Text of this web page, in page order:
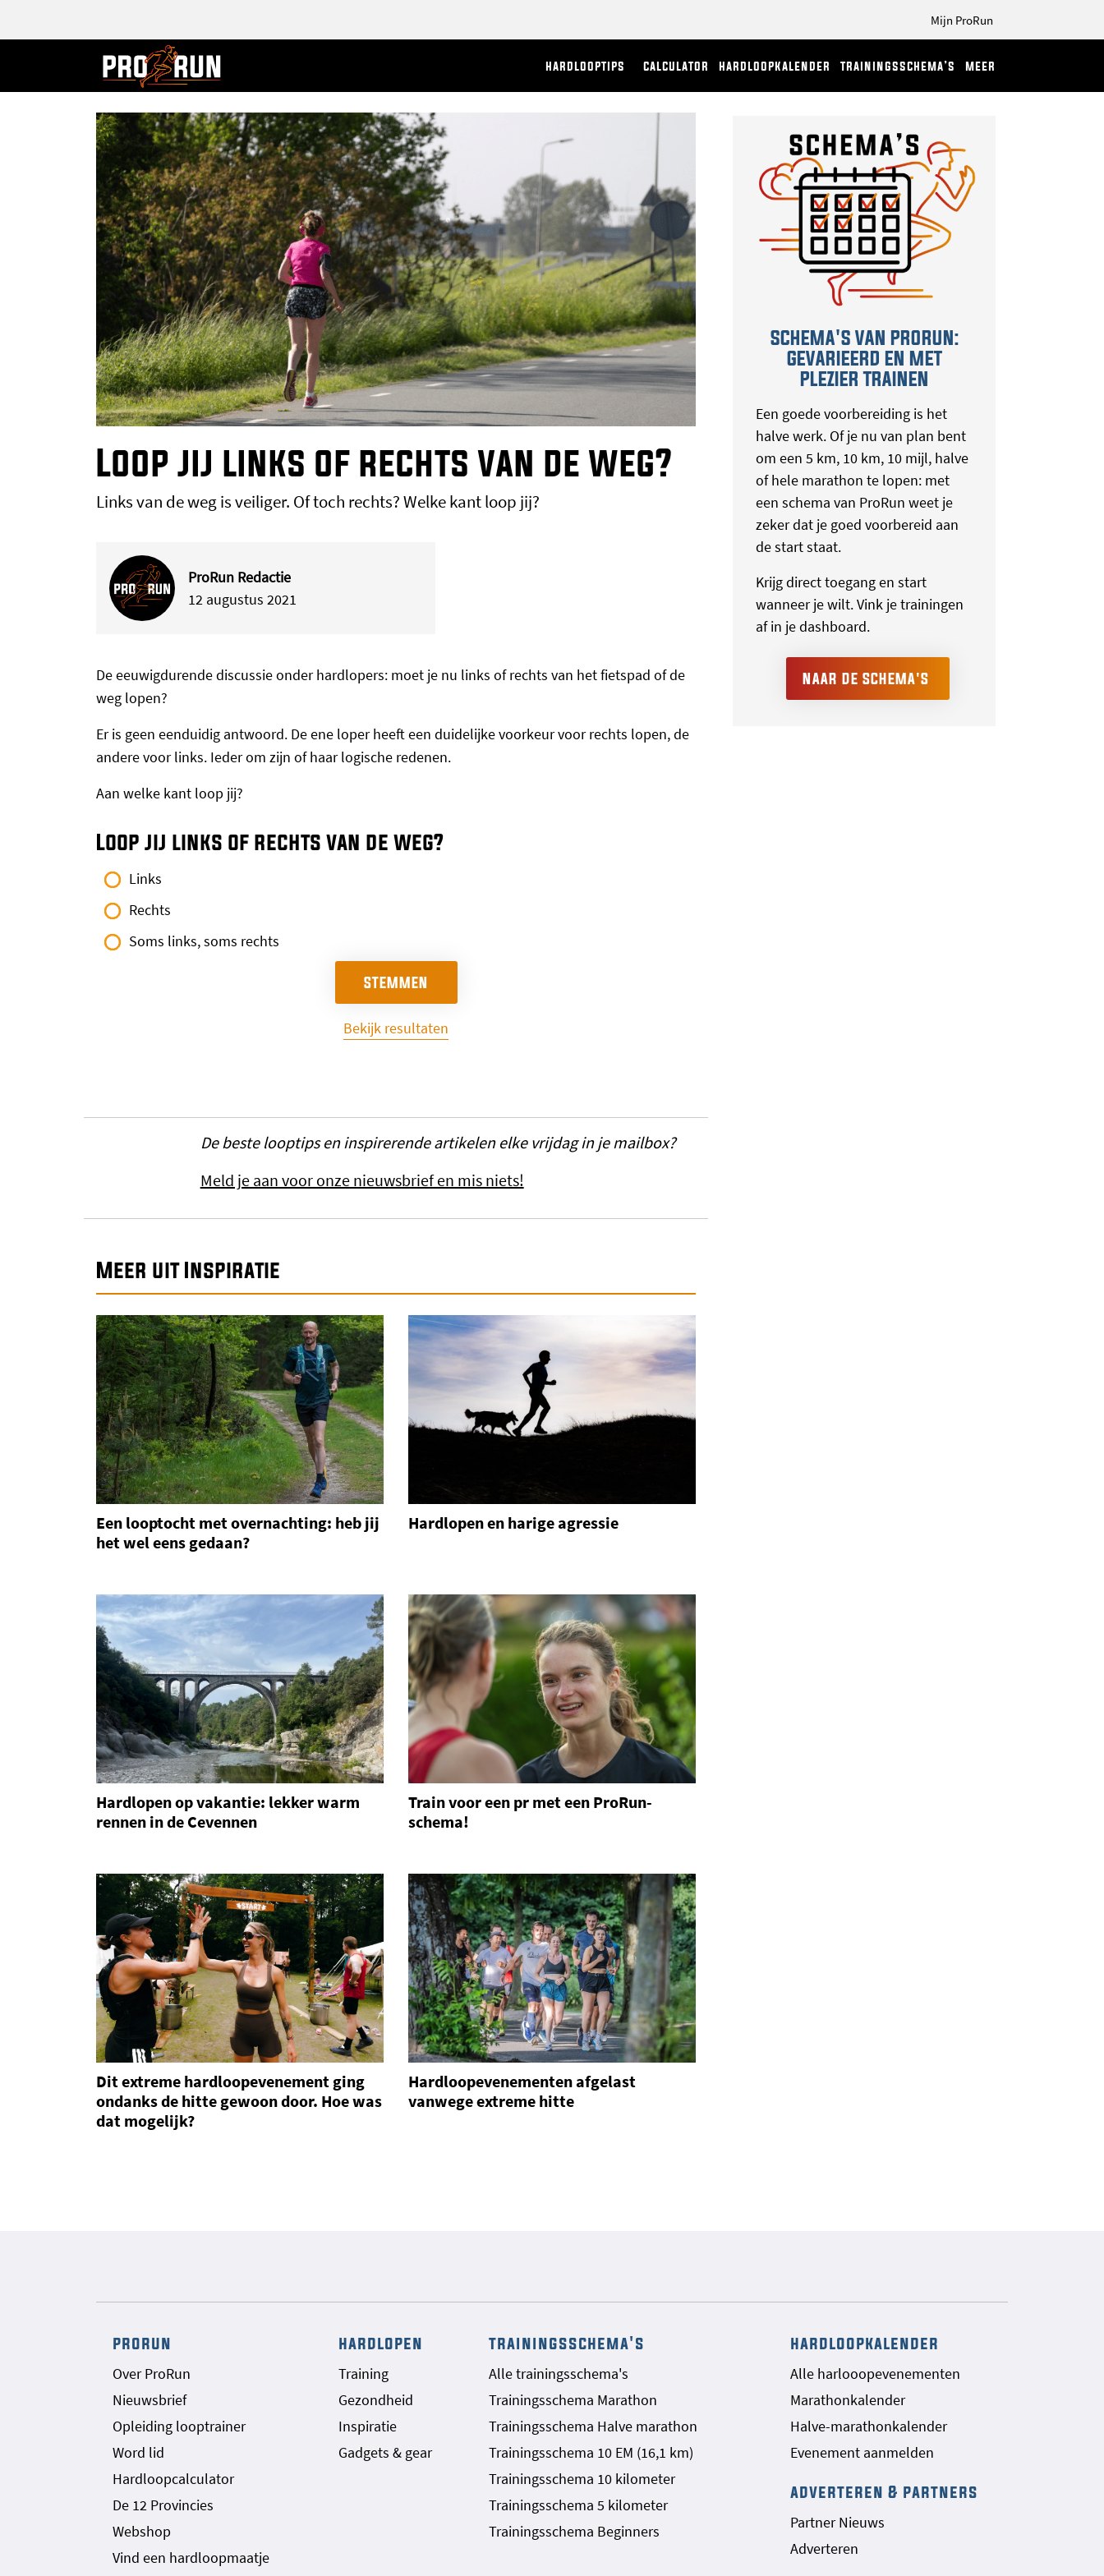
Mijn ProRun
hardlooptips calculator hardloopkalender trainingsschema’s meer
Loop jij links of rechts van de weg?
Links van de weg is veiliger. Of toch rechts? Welke kant loop jij?
ProRun Redactie
12 augustus 2021
De eeuwigdurende discussie onder hardlopers: moet je nu links of rechts van het fietspad of de
weg lopen?
Er is geen eenduidig antwoord. De ene loper heeft een duidelijke voorkeur voor rechts lopen, de
andere voor links. Ieder om zijn of haar logische redenen.
Aan welke kant loop jij?
Loop jij links of rechts van de weg?
Links
Rechts
Soms links, soms rechts
Bekijk resultaten
De beste looptips en inspirerende artikelen elke vrijdag in je mailbox?
Meld je aan voor onze nieuwsbrief en mis niets!
Meer uit Inspiratie
Een looptocht met overnachting: heb jij
het wel eens gedaan?
Hardlopen en harige agressie
Hardlopen op vakantie: lekker warm
rennen in de Cevennen
Train voor een pr met een ProRun-
schema!
Dit extreme hardloopevenement ging
ondanks de hitte gewoon door. Hoe was
dat mogelijk?
Hardloopevenementen afgelast
vanwege extreme hitte
SCHEMA'S VAN PRORUN:
GEVARIEERD EN MET
PLEZIER TRAINEN
Een goede voorbereiding is het
halve werk. Of je nu van plan bent
om een 5 km, 10 km, 10 mijl, halve
of hele marathon te lopen: met
een schema van ProRun weet je
zeker dat je goed voorbereid aan
de start staat.
Krijg direct toegang en start
wanneer je wilt. Vink je trainingen
af in je dashboard.
NAAR DE SCHEMA'S
prorun
Over ProRun
Nieuwsbrief
Opleiding looptrainer
Word lid
Hardloopcalculator
De 12 Provincies
Webshop
Vind een hardloopmaatje
hardlopen
Training
Gezondheid
Inspiratie
Gadgets & gear
trainingsschema's
Alle trainingsschema's
Trainingsschema Marathon
Trainingsschema Halve marathon
Trainingsschema 10 EM (16,1 km)
Trainingsschema 10 kilometer
Trainingsschema 5 kilometer
Trainingsschema Beginners
hardloopkalender
Alle harlooopevenementen
Marathonkalender
Halve-marathonkalender
Evenement aanmelden
adverteren & partners
Partner Nieuws
Adverteren